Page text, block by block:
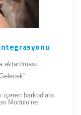
aktarılması
içeren barkodlara
Modülü’ne